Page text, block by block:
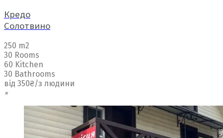
Кредо
Солотвино
250 m2
30 Rooms
60 Kitchen
30 Bathrooms
від 350₴/з людини
×